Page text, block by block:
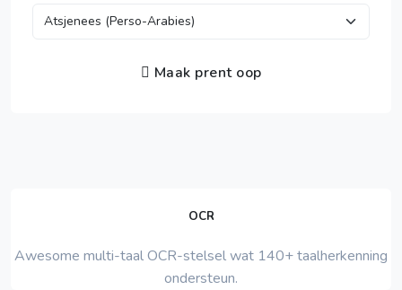
Maak prent oop
OCR
Awesome multi-taal OCR-stelsel wat 140+ taalherkenning
ondersteun.